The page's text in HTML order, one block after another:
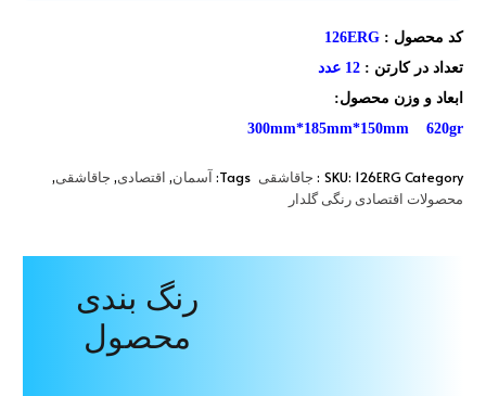
کد محصول : 126ERG
تعداد در کارتن :
ابعاد و وزن محصول:
300mm*185mm*150mm 620gr
SKU: 126ERGCategory: جاقاشقی Tags: آسمان, اقتصادی, جاقاشقی,
محصولات اقتصادی رنگی گلدار
رنگ بندی
محصول